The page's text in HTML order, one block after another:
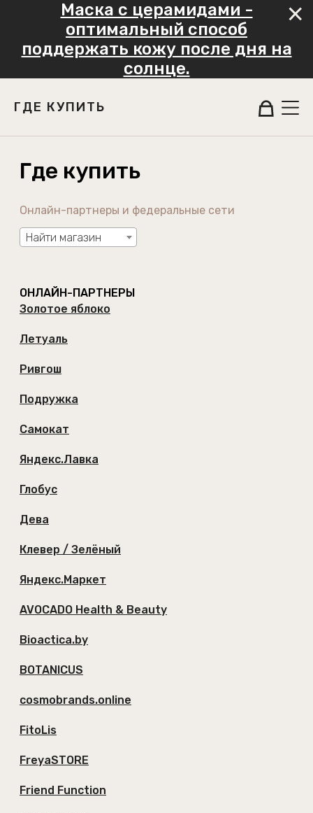
Маска с церамидами -
оптимальный способ
поддержать кожу после дня на
солнце.
ГДЕ КУПИТЬ
Где купить
Онлайн-партнеры и федеральные сети
Найти магазин
ОНЛАЙН-ПАРТНЕРЫ
Золотое яблоко
Летуаль
Ривгош
Подружка
Самокат
Яндекс.Лавка
Глобус
Дева
Клевер / Зелёный
Яндекс.Маркет
AVOCADO Health & Beauty
Bioactica.by
BOTANICUS
cosmobrands.online
FitoLis
FreyaSTORE
Friend Function